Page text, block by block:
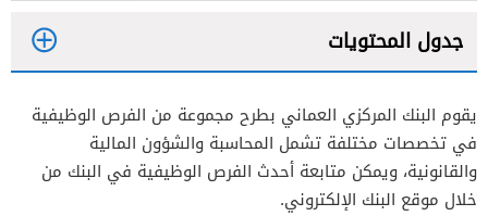
جدول المحتويات
2
يقوم البنك المركزي العماني بطرح مجموعة من الفرص الوظيفية
في تخصصات مختلفة تشمل المحاسبة والشؤون المالية
والقانونية، ويمكن متابعة أحدث الفرص الوظيفية في البنك من
خلال موقع البنك الإلكتروني.